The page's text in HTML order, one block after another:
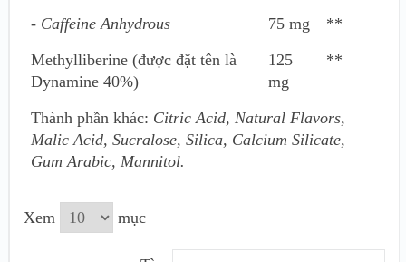
- Caffeine Anhydrous 75 mg
**
Methylliberine (được đặt tên là
Dynamine 40%)
125
mg
**
Thành phần khác: Citric Acid, Natural Flavors,
Malic Acid, Sucralose, Silica, Calcium Silicate,
Gum Arabic, Mannitol.
Xem mục